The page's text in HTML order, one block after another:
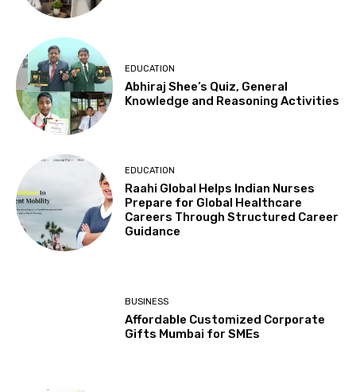
EDUCATION
Abhiraj Shee’s Quiz, General
Knowledge and Reasoning Activities
EDUCATION
Raahi Global Helps Indian Nurses
Prepare for Global Healthcare
Careers Through Structured Career
Guidance
BUSINESS
Affordable Customized Corporate
Gifts Mumbai for SMEs